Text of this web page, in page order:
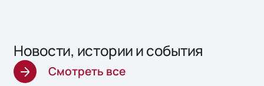
Новости, истории и события
Смотреть все